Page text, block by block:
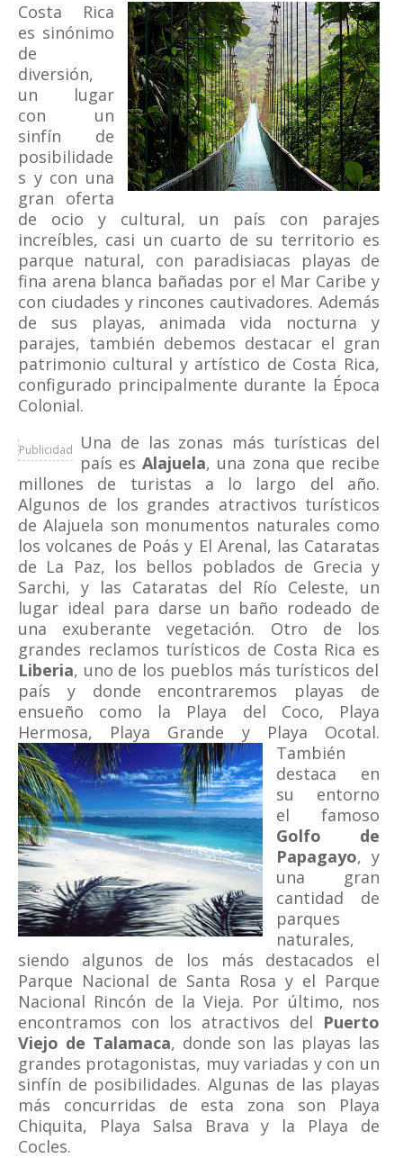
Costa Rica
es sinónimo
de
diversión,
un lugar
con un
sinfín de
posibilidade
s y con una
gran oferta
de ocio y cultural, un país con parajes
increíbles, casi un cuarto de su territorio es
parque natural, con paradisiacas playas de
fina arena blanca bañadas por el Mar Caribe y
con ciudades y rincones cautivadores. Además
de sus playas, animada vida nocturna y
parajes, también debemos destacar el gran
patrimonio cultural y artístico de Costa Rica,
configurado principalmente durante la Época
Colonial.
Publicidad
Una de las zonas más turísticas del
país esAlajuela, una zona que recibe
millones de turistas a lo largo del año.
Algunos de los grandes atractivos turísticos
de Alajuela son monumentos naturales como
los volcanes de Poás y El Arenal, las Cataratas
de La Paz, los bellos poblados de Grecia y
Sarchi, y las Cataratas del Río Celeste, un
lugar ideal para darse un baño rodeado de
una exuberante vegetación. Otro de los
grandes reclamos turísticos de Costa Rica es
Liberia, uno de los pueblos más turísticos del
país y donde encontraremos playas de
ensueño como la Playa del Coco, Playa
Hermosa, Playa Grande y Playa Ocotal.
También
destaca en
su entorno
el famoso
Golfo de
Papagayo, y
una gran
cantidad de
parques
naturales,
siendo algunos de los más destacados el
Parque Nacional de Santa Rosa y el Parque
Nacional Rincón de la Vieja. Por último, nos
encontramos con los atractivos del Puerto
Viejo de Talamaca, donde son las playas las
grandes protagonistas, muy variadas y con un
sinfín de posibilidades. Algunas de las playas
más concurridas de esta zona son Playa
Chiquita, Playa Salsa Brava y la Playa de
Cocles.